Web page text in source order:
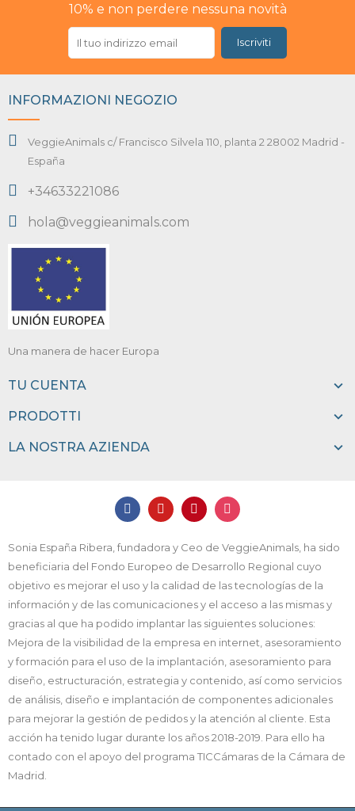
10% e non perdere nessuna novità
Iscriviti
INFORMAZIONI NEGOZIO
VeggieAnimals c/ Francisco Silvela 110, planta 2 28002 Madrid -
España
+34633221086
hola@veggieanimals.com
Una manera de hacer Europa
TU CUENTA
PRODOTTI
LA NOSTRA AZIENDA
Sonia España Ribera, fundadora y Ceo de VeggieAnimals, ha sido
beneficiaria del Fondo Europeo de Desarrollo Regional cuyo
objetivo es mejorar el uso y la calidad de las tecnologías de la
información y de las comunicaciones y el acceso a las mismas y
gracias al que ha podido implantar las siguientes soluciones:
Mejora de la visibilidad de la empresa en internet, asesoramiento
y formación para el uso de la implantación, asesoramiento para
diseño, estructuración, estrategia y contenido, así como servicios
de análisis, diseño e implantación de componentes adicionales
para mejorar la gestión de pedidos y la atención al cliente. Esta
acción ha tenido lugar durante los años 2018-2019. Para ello ha
contado con el apoyo del programa TICCámaras de la Cámara de
Madrid.